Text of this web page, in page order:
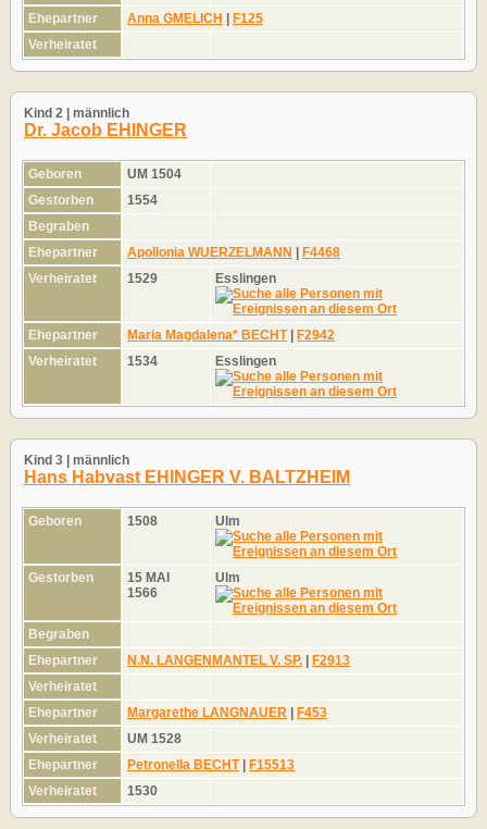
Ehepartner
Anna GMELICH | F125
Verheiratet
Kind 2 | männlich
Dr. Jacob EHINGER
Geboren
UM 1504
Gestorben
1554
Begraben
Ehepartner
Apollonia WUERZELMANN | F4468
Verheiratet
1529 Esslingen
Ehepartner Maria Magdalena* BECHT| F2942
Verheiratet
1534 Esslingen
Kind 3 | männlich
Hans Habvast EHINGER V. BALTZHEIM
Geboren 1508 Ulm
Gestorben
15 MAI
1566
Ulm
Begraben
Ehepartner
N.N. LANGENMANTEL V. SP. | F2913
Verheiratet
Ehepartner
Margarethe LANGNAUER | F453
Verheiratet
UM 1528
Ehepartner
Petronella BECHT| F15513
Verheiratet
1530